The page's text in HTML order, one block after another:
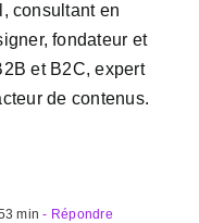
consultant en
fondateur et
et B2C, expert
de contenus.
min - Répondre